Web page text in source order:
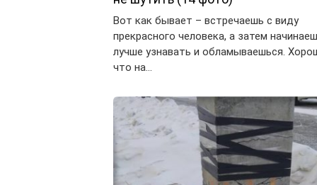
Вот как бывает – встречаешь с виду
прекрасного человека, а затем
лучше узнавать и обламываешься.
что на…